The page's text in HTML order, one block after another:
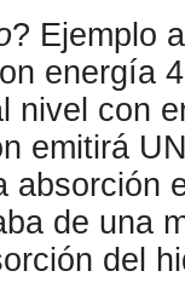
? Ejemplo
energía
nivel con
emitirá
absorción
de una
del